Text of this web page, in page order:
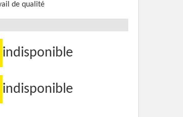
de qualité
indisponible
indisponible